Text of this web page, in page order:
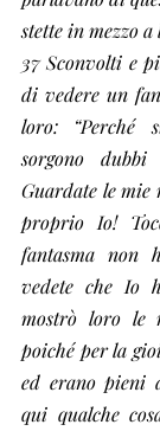
stette in mezzo a
37 Sconvolti e
di vedere un
loro: “Perché
sorgono
Guardate le
proprio Io!
fantasma non
vedete che Io
mostrò loro le
poiché per la
ed erano pieni
qui qualche